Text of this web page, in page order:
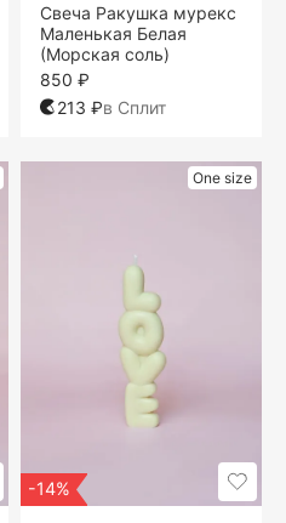
Свеча Ракушка мурекс
Маленькая Белая
(Морская соль)
850 ₽
213 ₽в Сплит
One size
-14%